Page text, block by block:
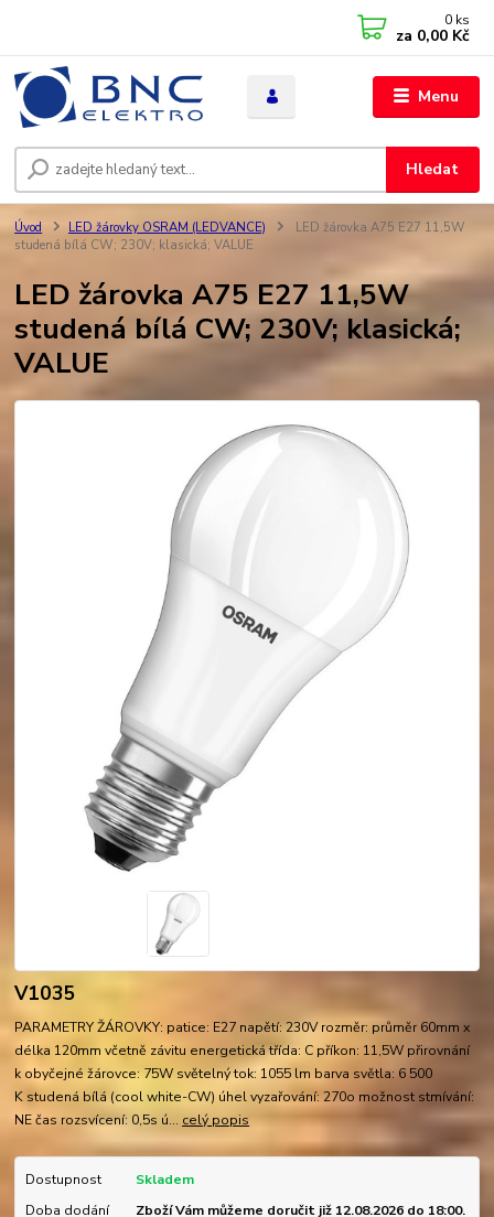
Menu
Hledat
0 ks
za 0,00 Kč
Úvod LED žárovky OSRAM (LEDVANCE)
LED žárovka A75 E27 11,5W
studená bílá CW; 230V; klasická; VALUE
LED žárovka A75 E27 11,5W
studená bílá CW; 230V; klasická;
VALUE
V1035
PARAMETRY ŽÁROVKY: patice: E27 napětí: 230V rozměr: průměr 60mm x
délka 120mm včetně závitu energetická třída: C příkon: 11,5W přirovnání
k obyčejné žárovce: 75W světelný tok: 1055 lm barva světla: 6 500
K studená bílá (cool white-CW) úhel vyzařování: 270o možnost stmívání:
NE čas rozsvícení: 0,5s ú... celý popis
Dostupnost
Skladem
Doba dodání
Zboží Vám můžeme doručit již 12.08.2026 do 18:00.